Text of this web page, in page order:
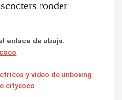
rooder
enlace de abajo:
y video de unboxing.
citycoco